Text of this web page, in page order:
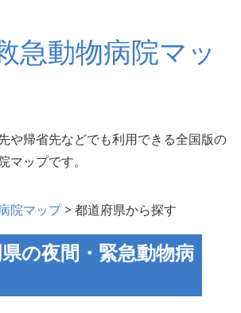
急動物病院マッ
や帰省先などでも利用できる全国版の
マップです。
院マップ> 都道府県から探す
の夜間・緊急動物病